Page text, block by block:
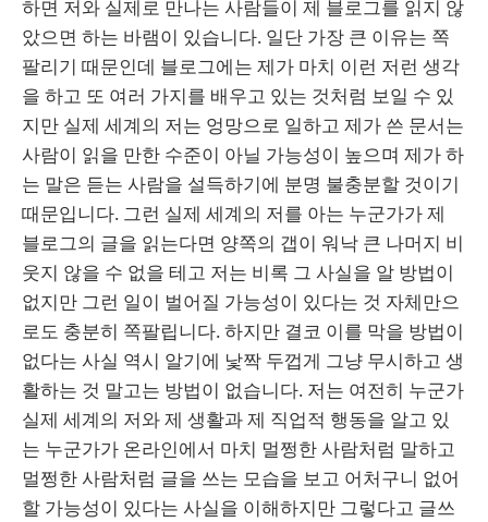
하면 저와 실제로 만나는 사람들이 제 블로그를 읽지 않
았으면 하는 바램이 있습니다. 일단 가장 큰 이유는 쪽
팔리기 때문인데 블로그에는 제가 마치 이런 저런 생각
을 하고 또 여러 가지를 배우고 있는 것처럼 보일 수 있
지만 실제 세계의 저는 엉망으로 일하고 제가 쓴 문서는
사람이 읽을 만한 수준이 아닐 가능성이 높으며 제가 하
는 말은 듣는 사람을 설득하기에 분명 불충분할 것이기
때문입니다. 그런 실제 세계의 저를 아는 누군가가 제
블로그의 글을 읽는다면 양쪽의 갭이 워낙 큰 나머지 비
웃지 않을 수 없을 테고 저는 비록 그 사실을 알 방법이
없지만 그런 일이 벌어질 가능성이 있다는 것 자체만으
로도 충분히 쪽팔립니다. 하지만 결코 이를 막을 방법이
없다는 사실 역시 알기에 낯짝 두껍게 그냥 무시하고 생
활하는 것 말고는 방법이 없습니다. 저는 여전히 누군가
실제 세계의 저와 제 생활과 제 직업적 행동을 알고 있
는 누군가가 온라인에서 마치 멀쩡한 사람처럼 말하고
멀쩡한 사람처럼 글을 쓰는 모습을 보고 어처구니 없어
할 가능성이 있다는 사실을 이해하지만 그렇다고 글쓰